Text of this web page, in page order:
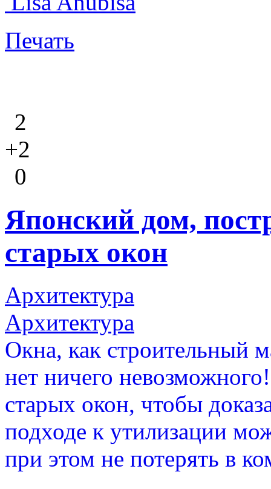
Печать
2
+2
0
Японский дом,
старых окон
Архитектура
Архитектура
Окна, как строительный
нет ничего
старых окон, чтобы
подходе к утилизации
при этом не потерять в